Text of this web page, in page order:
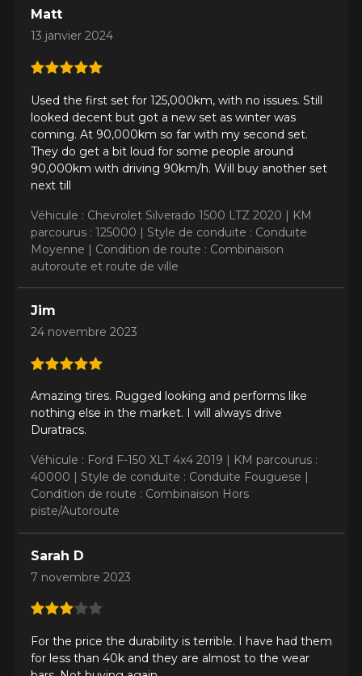
Matt
13 janvier 2024
Used the first set for 125,000km, with no issues. Still
looked decent but got a new set as winter was
coming. At 90,000km so far with my second set.
They do get a bit loud for some people around
90,000km with driving 90km/h. Will buy another set
next till
Véhicule : Chevrolet Silverado 1500 LTZ 2020 | KM
parcourus : 125000 | Style de conduite : Conduite
Moyenne | Condition de route : Combinaison
autoroute et route de ville
Jim
24 novembre 2023
Amazing tires. Rugged looking and performs like
nothing else in the market. I will always drive
Duratracs.
Véhicule : Ford F-150 XLT 4x4 2019 |
KM parcourus :
40000 | Style de conduite : Conduite Fouguese |
Condition de route : Combinaison Hors
piste/Autoroute
Sarah D
7 novembre 2023
For the price the durability is terrible. I have had them
for less than 40k and they are almost to the wear